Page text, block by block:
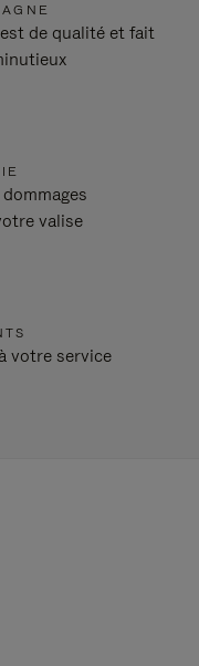
de qualité et fait
valise
votre service